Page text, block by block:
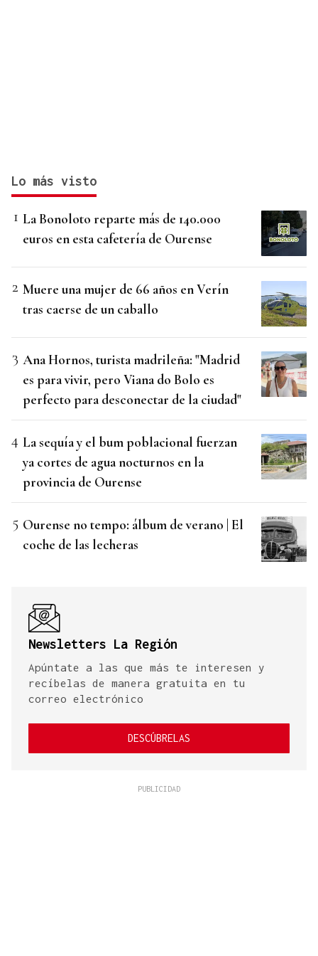
Lo más visto
La Bonoloto reparte más de 140.000
euros en esta cafetería de Ourense
Muere una mujer de 66 años en Verín
tras caerse de un caballo
Ana Hornos, turista madrileña: "Madrid
es para vivir, pero Viana do Bolo es
perfecto para desconectar de la ciudad"
La sequía y el bum poblacional fuerzan
ya cortes de agua nocturnos en la
provincia de Ourense
Ourense no tempo: álbum de verano | El
coche de las lecheras
Newsletters La Región
Apúntate a las que más te interesen y
recíbelas de manera gratuita en tu
correo electrónico
DESCÚBRELAS